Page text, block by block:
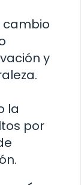
cambio
y
la
por